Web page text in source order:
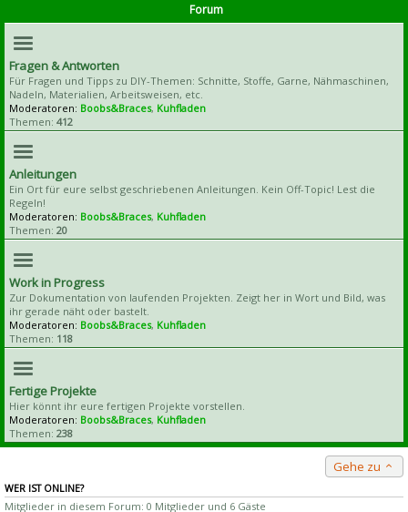
Forum
Fragen & Antworten
Für Fragen und Tipps zu DIY-Themen: Schnitte, Stoffe, Garne, Nähmaschinen,
Nadeln, Materialien, Arbeitsweisen, etc.
Moderatoren: Boobs&Braces, Kuhfladen
Themen: 412
Anleitungen
Ein Ort für eure selbst geschriebenen Anleitungen. Kein Off-Topic! Lest die
Regeln!
Moderatoren: Boobs&Braces, Kuhfladen
Themen: 20
Work in Progress
Zur Dokumentation von laufenden Projekten. Zeigt her in Wort und Bild, was
ihr gerade näht oder bastelt.
Moderatoren: Boobs&Braces, Kuhfladen
Themen: 118
Fertige Projekte
Hier könnt ihr eure fertigen Projekte vorstellen.
Moderatoren: Boobs&Braces, Kuhfladen
Themen: 238
Gehe zu
WER IST ONLINE?
Mitglieder in diesem Forum: 0 Mitglieder und 6 Gäste